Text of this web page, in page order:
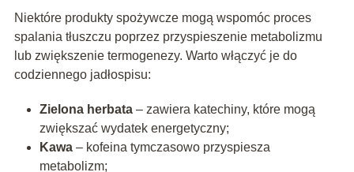
Niektóre produkty spożywcze mogą wspomóc proces
spalania tłuszczu poprzez przyspieszenie metabolizmu
lub zwiększenie termogenezy. Warto włączyć je do
codziennego jadłospisu:
Zielona herbata– zawiera katechiny, które mogą
zwiększać wydatek energetyczny;
Kawa– kofeina tymczasowo przyspiesza
metabolizm;